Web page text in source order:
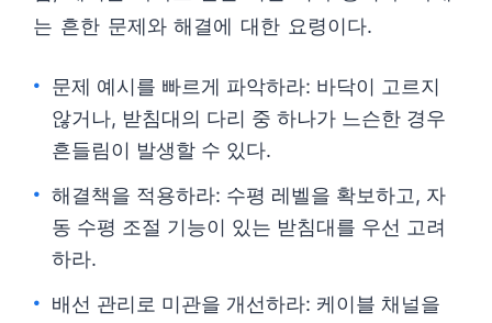
는 흔한 문제와 해결에 대한 요령이다.
문제 예시를 빠르게 파악하라: 바닥이 고르지
않거나, 받침대의 다리 중 하나가 느슨한 경우
흔들림이 발생할 수 있다.
해결책을 적용하라: 수평 레벨을 확보하고, 자
동 수평 조절 기능이 있는 받침대를 우선 고려
하라.
배선 관리로 미관을 개선하라: 케이블 채널을